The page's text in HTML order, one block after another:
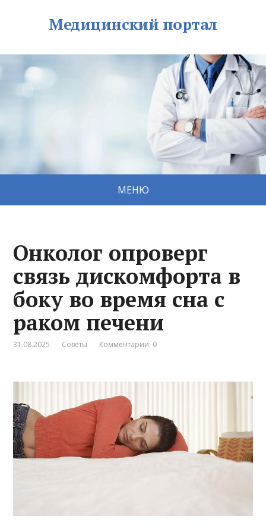
Медицинский портал
МЕНЮ
Онколог опроверг
связь дискомфорта в
боку во время сна с
раком печени
31.08.2025 Советы Комментарии: 0